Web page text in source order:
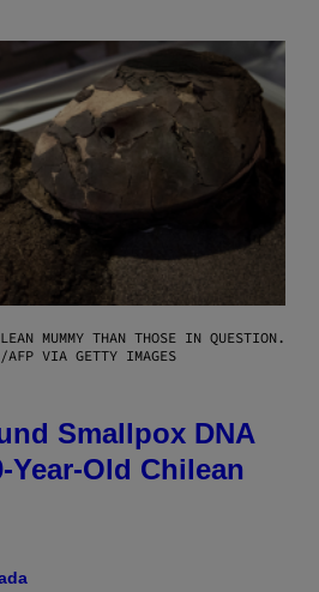
MUMMY THAN THOSE IN QUESTION.
AFP VIA GETTY IMAGES
Smallpox DNA
Year-Old Chilean